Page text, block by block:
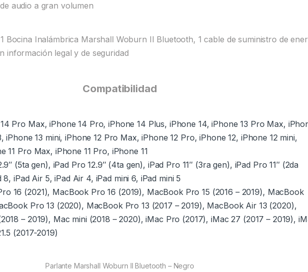
audio a gran volumen
Bocina Inalámbrica Marshall Woburn II Bluetooth, 1 cable de suministro de
información legal y de seguridad
Compatibilidad
Pro Max, iPhone 14 Pro, iPhone 14 Plus, iPhone 14, iPhone 13 Pro Max,
iPhone 13 mini, iPhone 12 Pro Max, iPhone 12 Pro, iPhone 12, iPhone 12 mini,
11 Pro Max, iPhone 11 Pro, iPhone 11
(5ta gen), iPad Pro 12.9″ (4ta gen), iPad Pro 11″ (3ra gen), iPad Pro 11″ (2da
8, iPad Air 5, iPad Air 4, iPad mini 6, iPad mini 5
16 (2021), MacBook Pro 16 (2019), MacBook Pro 15 (2016 – 2019), MacBook
Pro 13 (2020), MacBook Pro 13 (2017 – 2019), MacBook Air 13 (2020),
– 2019), Mac mini (2018 – 2020), iMac Pro (2017), iMac 27 (2017 – 2019),
(2017-2019)
Parlante Marshall Woburn II Bluetooth – Negro